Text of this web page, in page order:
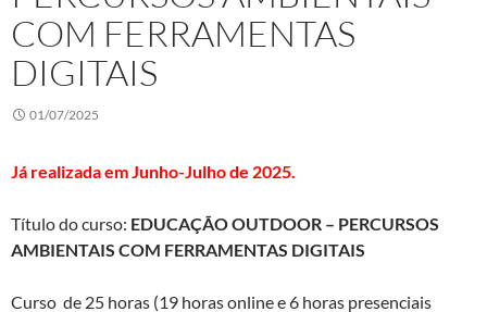
COM FERRAMENTAS
DIGITAIS
01/07/2025
Já realizada em Junho-Julho de 2025.
Título do curso: EDUCAÇÃO OUTDOOR – PERCURSOS
AMBIENTAIS COM FERRAMENTAS DIGITAIS
Curso de 25 horas (19 horas online e 6 horas presenciais